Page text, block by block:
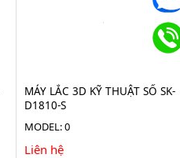
MÁY LẮC 3D KỸ THUẬT SỐ SK-
D1810-S
MODEL: 0
Liên hệ